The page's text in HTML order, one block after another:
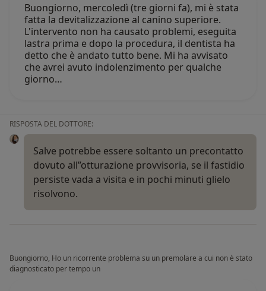
Buongiorno, mercoledì (tre giorni fa), mi è stata
fatta la devitalizzazione al canino superiore.
L'intervento non ha causato problemi, eseguita
lastra prima e dopo la procedura, il dentista ha
detto che è andato tutto bene. Mi ha avvisato
che avrei avuto indolenzimento per qualche
giorno…
RISPOSTA DEL DOTTORE:
Salve potrebbe essere soltanto un precontatto
dovuto all’’otturazione provvisoria, se il fastidio
persiste vada a visita e in pochi minuti glielo
risolvono.
Buongiorno, Ho un ricorrente problema su un premolare a cui non è stato
diagnosticato per tempo un